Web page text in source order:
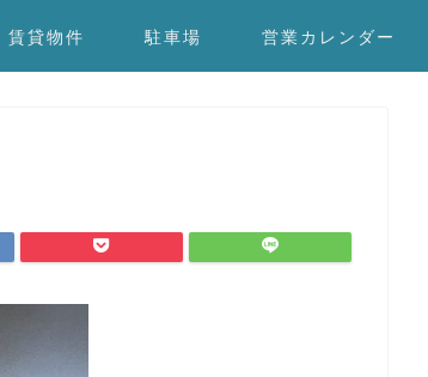
賃貸物件 駐車場 営業カレンダー